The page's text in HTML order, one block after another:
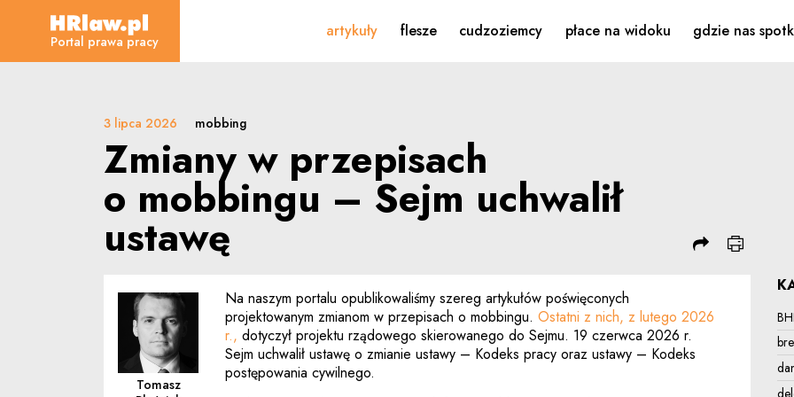
Zmiany w przepisach o mobbingu – Sejm
HRLaw.pl
Portal prawa pracy
artykuły flesze cudzoziemcy płace na widoku gdzie nas
3 lipca 2026 mobbing
Zmiany w przepisach
o mobbingu – Sejm uchwalił
ustawę
Na naszym portalu opublikowaliśmy szereg artykułów poświęconych
projektowanym zmianom w przepisach o mobbingu.Ostatni z nich, z lutego 2026
r., dotyczył projektu rządowego skierowanego do Sejmu. 19 czerwca 2026 r.
Sejm uchwalił ustawę o zmianie ustawy – Kodeks pracy oraz ustawy – Kodeks
postępowania cywilnego.
Tomasz